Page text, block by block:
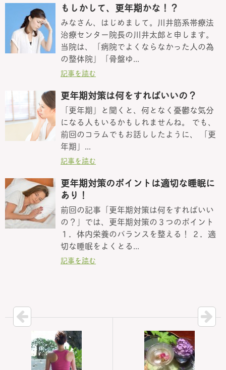
もしかして、更年期かな！？
みなさん、はじめまして。川井筋系帯療法
治療センター院長の川井太郎と申します。
当院は、「病院でよくならなかった人の為
の整体院」「骨盤ゆ...
記事を読む
更年期対策は何をすればいいの？
「更年期」と聞くと、何となく憂鬱な気分
になる人もいるかもしれませんね。 でも、
前回のコラムでもお話ししたように、 「更
年期」...
記事を読む
更年期対策のポイントは適切な睡眠に
あり！
前回の記事「更年期対策は何をすればいい
の？」では、更年期対策の３つのポイント
１．体内栄養のバランスを整える！ ２．適
切な睡眠をよくとる...
記事を読む